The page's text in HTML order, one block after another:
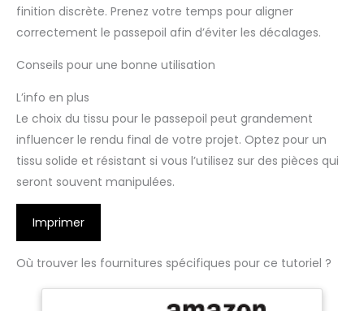
finition discrète. Prenez votre temps pour aligner
correctement le passepoil afin d’éviter les décalages.
Conseils pour une bonne utilisation
L’info en plus
Le choix du tissu pour le passepoil peut grandement
influencer le rendu final de votre projet. Optez pour un
tissu solide et résistant si vous l’utilisez sur des pièces qui
seront souvent manipulées.
Imprimer
Où trouver les fournitures spécifiques pour ce tutoriel ?